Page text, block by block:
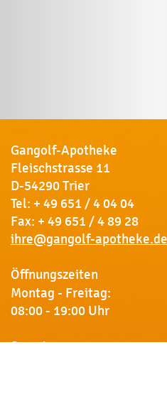
Gangolf-Apotheke
Fleischstrasse 11
D-54290 Trier
Tel: + 49 651 / 4 04 04
Fax: + 49 651 / 4 89 28
ihre@gangolf-apotheke.de
Öffnungszeiten
Montag - Freitag:
08:00 - 19:00 Uhr
Samstag: